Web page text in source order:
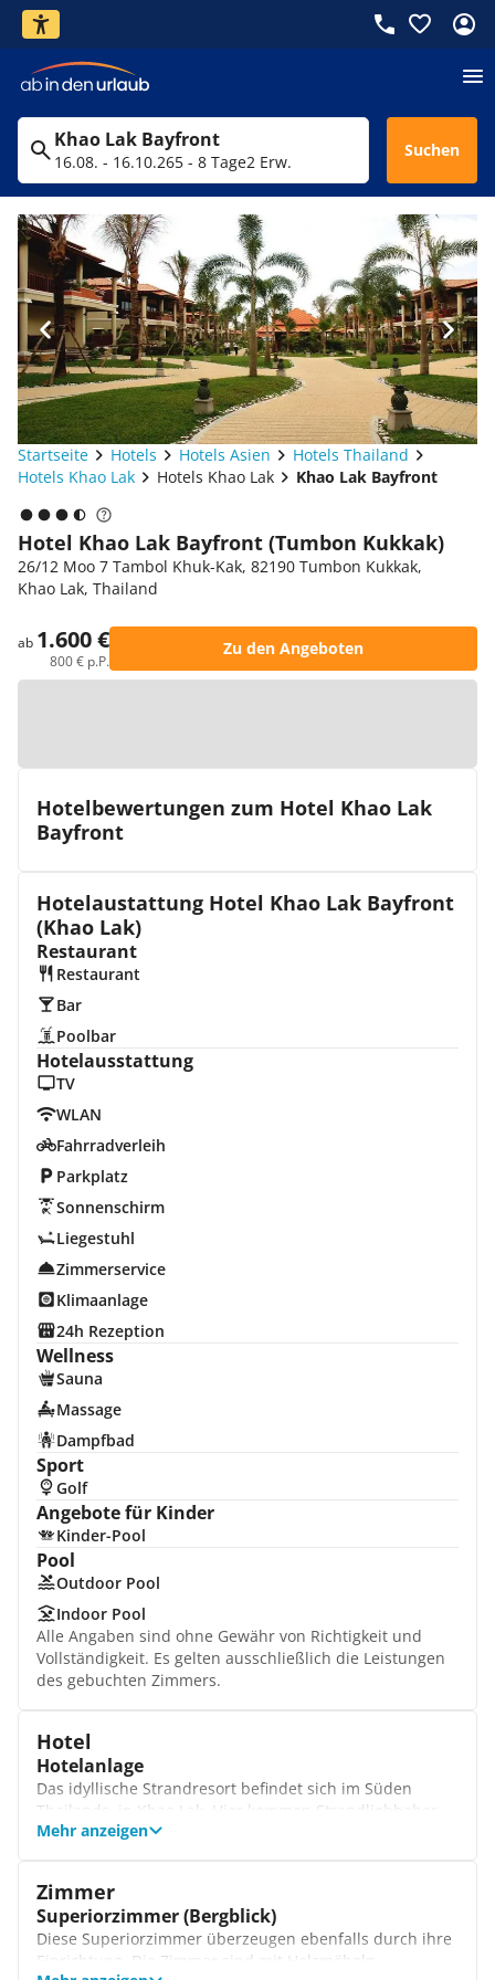
Khao Lak Bayfront
16.08. - 16.10.265 - 8 Tage2 Erw.
Suchen
Startseite Hotels Hotels Asien
Hotels Thailand
Hotels Khao Lak
Hotels Khao Lak Khao Lak Bayfront
Hotel Khao Lak Bayfront (Tumbon Kukkak)
26/12 Moo 7 Tambol Khuk-Kak, 82190 Tumbon Kukkak,
Khao Lak, Thailand
ab 1.600 €
800 € p.P.
Zu den Angeboten
Hotelbewertungen zum Hotel Khao Lak
Bayfront
Hotelaustattung Hotel Khao Lak Bayfront
(Khao Lak)
Restaurant
Restaurant
Bar
Poolbar
Hotelausstattung
TV
WLAN
Fahrradverleih
Parkplatz
Sonnenschirm
Liegestuhl
Zimmerservice
Klimaanlage
24h Rezeption
Wellness
Sauna
Massage
Dampfbad
Sport
Golf
Angebote für Kinder
Kinder-Pool
Pool
Outdoor Pool
Indoor Pool
Alle Angaben sind ohne Gewähr von Richtigkeit und
Vollständigkeit. Es gelten ausschließlich die Leistungen
des gebuchten Zimmers.
Hotel
Hotelanlage
Das idyllische Strandresort befindet sich im Süden
Thailands, in Khao Lak. Hier kommen Strandliebhaber,
Naturfreunde aber auch Familien mit Kindern auf ihre
kulinarische Spezialitäten und 2 schöne Swimmingpools
zum Entspannen vor.
Rezeption
Mehr anzeigen
Zimmer
Superiorzimmer (Bergblick)
Diese Superiorzimmer überzeugen ebenfalls durch ihre
Einrichtung. Die Zimmer sind mit Holzmöbeln